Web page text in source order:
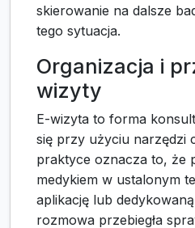
skierowanie na dalsze
tego sytuacja.
Organizacja i
wizyty
E-wizyta to forma
się przy użyciu narzędzi
praktyce oznacza to, że
medykiem w ustalonym
aplikację lub
rozmowa przebiegła